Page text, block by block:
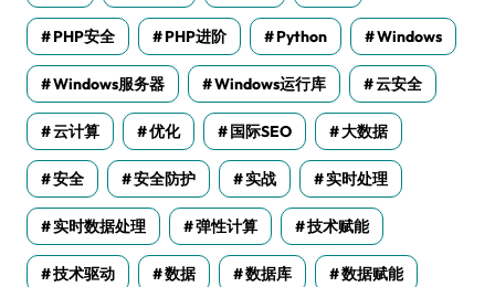
PHP安全 PHP进阶 Python Windows
Windows服务器 Windows运行库 云安全
云计算 优化 国际SEO 大数据
安全 安全防护 实战 实时处理
实时数据处理 弹性计算 技术赋能
技术驱动 数据 数据库 数据赋能